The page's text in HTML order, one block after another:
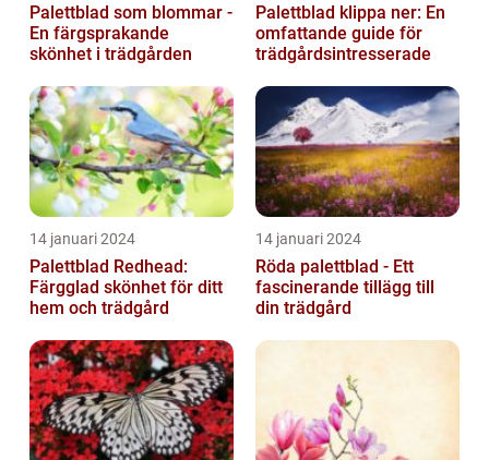
Palettblad som blommar -
En färgsprakande
skönhet i trädgården
Palettblad klippa ner: En
omfattande guide för
trädgårdsintresserade
14 januari 2024
Palettblad Redhead:
Färgglad skönhet för ditt
hem och trädgård
14 januari 2024
Röda palettblad - Ett
fascinerande tillägg till
din trädgård